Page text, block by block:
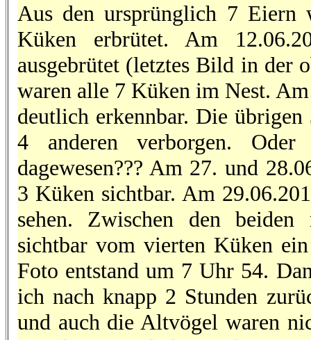
Aus den ursprünglich 7 Eiern
Küken erbrütet. Am
ausgebrütet (letztes Bild in der
waren alle 7 Küken im Nest.
deutlich erkennbar. Die
4 anderen verborgen.
dagewesen??? Am 27. und
3 Küken sichtbar. Am
sehen. Zwischen den
sichtbar vom vierten Küken
Foto entstand um 7 Uhr 54.
ich nach knapp 2 Stunden
und auch die Altvögel waren